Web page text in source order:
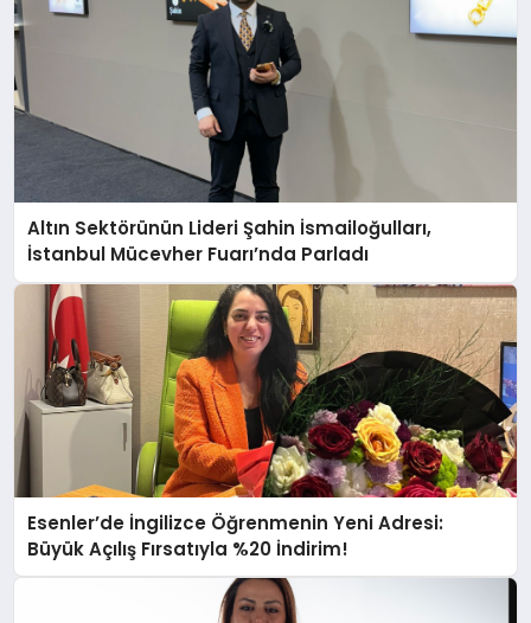
Altın Sektörünün Lideri Şahin İsmailoğulları,
İstanbul Mücevher Fuarı’nda Parladı ￼
Esenler’de İngilizce Öğrenmenin Yeni Adresi:
Büyük Açılış Fırsatıyla %20 İndirim!